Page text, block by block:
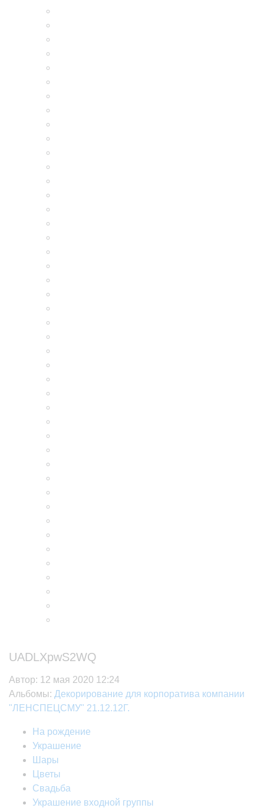
UADLXpwS2WQ
Автор: 12 мая 2020 12:24
Альбомы: Декорирование для корпоратива компании
"ЛЕНСПЕЦСМУ" 21.12.12Г.
На рождение
Украшение
Шары
Цветы
Свадьба
Украшение входной группы